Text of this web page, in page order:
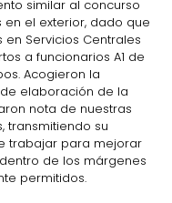
similar al concurso
en el exterior, dado que
en Servicios Centrales
a funcionarios A1 de
Acogieron la
elaboración de la
nota de nuestras
transmitiendo su
trabajar para mejorar
de los márgenes
permitidos.